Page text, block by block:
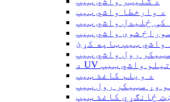
د وارخطا واشي ټیپ
کې ځلیدل واشي ټیپ
شوی واشي ټیپ
واشي ټیپ ټاپه کړئ
رول واشي ټیپ
د UV تیلو واشي ټیپ
د ویلم کاغذ ټیپ
وړ سټیکر رول ټیپ
ځانګړي کاغذ ټیپ